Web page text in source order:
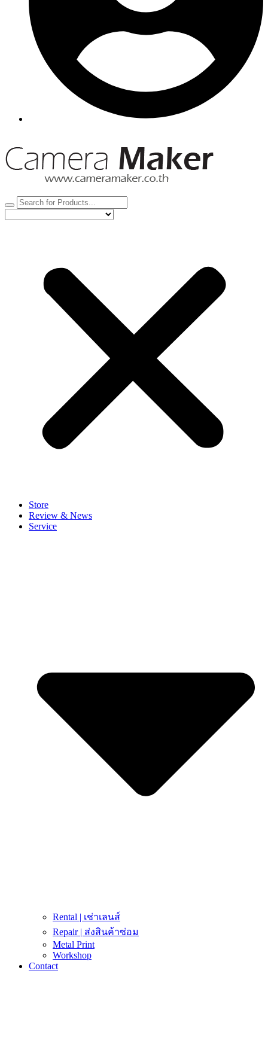
Store
Review & News
Service
Rental | เช่าเลนส์
Repair | ส่งสินค้าซ่อม
Metal Print
Workshop
Contact